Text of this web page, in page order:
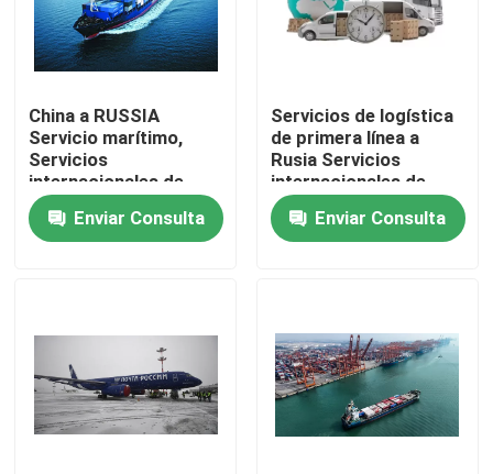
En casa
Productos
Sobre nosotros
China a RUSSIA
Servicio marítimo,
Servicios
internacionales de
transporte de
mercancías en China
Enviar Consulta
Servicios de logística
de primera línea a
Rusia Servicios
internacionales de
transporte de
mercancíasEnviar Consulta